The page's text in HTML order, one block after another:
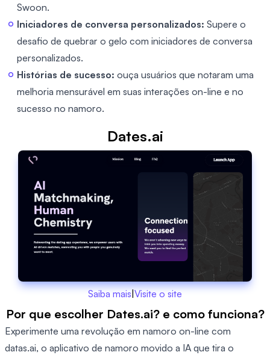
Swoon.
Iniciadores de conversa personalizados: Supere o
desafio de quebrar o gelo com iniciadores de conversa
personalizados.
Histórias de sucesso: ouça usuários que notaram uma
melhoria mensurável em suas interações on-line e no
sucesso no namoro.
Dates.ai
Saiba mais Visite o site
Por que escolher Dates.ai? e como funciona?
Experimente uma revolução em namoro on-line com
datas.ai, o aplicativo de namoro movido a IA que tira o